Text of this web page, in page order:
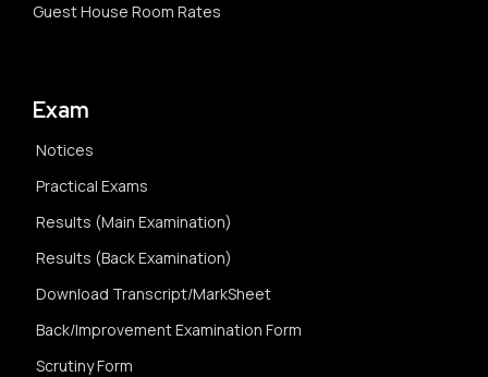
Guest House Room Rates
Exam
Notices
Practical Exams
Results (Main Examination)
Results (Back Examination)
Download Transcript/MarkSheet
Back/Improvement Examination Form
Scrutiny Form